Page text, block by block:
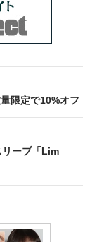
限定で10%オフ
ーブ「Lim